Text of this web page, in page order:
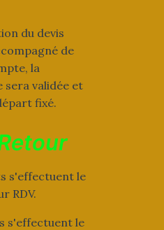
du devis
de
la
sera validée et
fixé.
s'effectuent le
RDV.
s'effectuent le